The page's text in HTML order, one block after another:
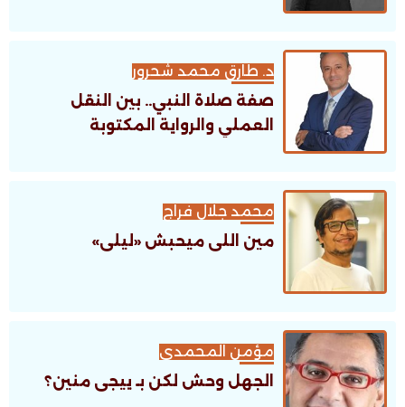
د. طارق محمد شحرور
صفة صلاة النبي.. بين النقل
العملي والرواية المكتوبة
محمد جلال فراج
مين اللى ميحبش «ليلى»
مؤمن المحمدى
الجهل وحش لكن بـ ييجى منين؟